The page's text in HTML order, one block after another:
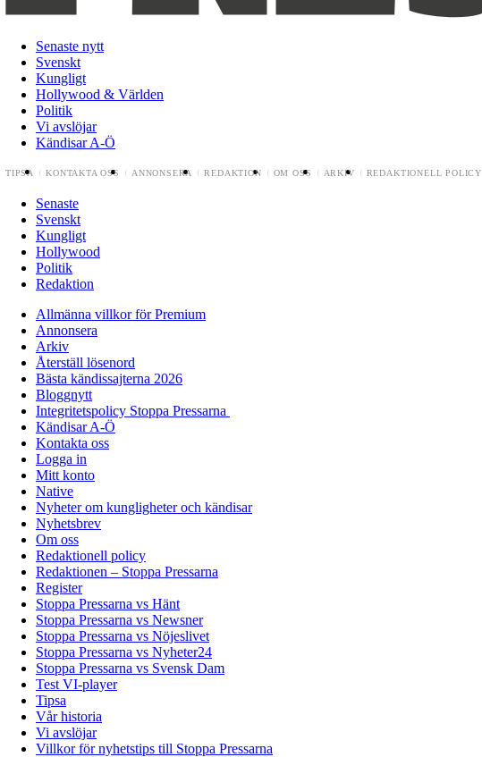
Senaste nytt
Svenskt
Kungligt
Hollywood & Världen
Politik
Vi avslöjar
Kändisar A-Ö
TIPSA KONTAKTA OSS ANNONSERA REDAKTION OM OSS ARKIV REDAKTIONELL POLICY
Senaste
Svenskt
Kungligt
Hollywood
Politik
Redaktion
Allmänna villkor för Premium
Annonsera
Arkiv
Återställ lösenord
Bästa kändissajterna 2026
Bloggnytt
Integritetspolicy Stoppa Pressarna
Kändisar A-Ö
Kontakta oss
Logga in
Mitt konto
Native
Nyheter om kungligheter och kändisar
Nyhetsbrev
Om oss
Redaktionell policy
Redaktionen – Stoppa Pressarna
Register
Stoppa Pressarna vs Hänt
Stoppa Pressarna vs Newsner
Stoppa Pressarna vs Nöjeslivet
Stoppa Pressarna vs Nyheter24
Stoppa Pressarna vs Svensk Dam
Test VI-player
Tipsa
Vår historia
Vi avslöjar
Villkor för nyhetstips till Stoppa Pressarna